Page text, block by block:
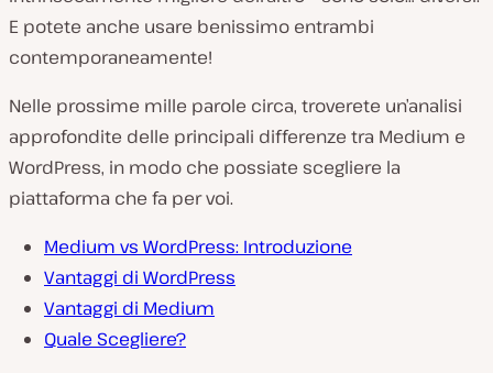
E potete anche usare benissimo entrambi
contemporaneamente!
Nelle prossime mille parole circa, troverete un’analisi
approfondite delle principali differenze tra Medium e
WordPress, in modo che possiate scegliere la
piattaforma che fa per voi.
Medium vs WordPress: Introduzione
Vantaggi di WordPress
Vantaggi di Medium
Quale Scegliere?